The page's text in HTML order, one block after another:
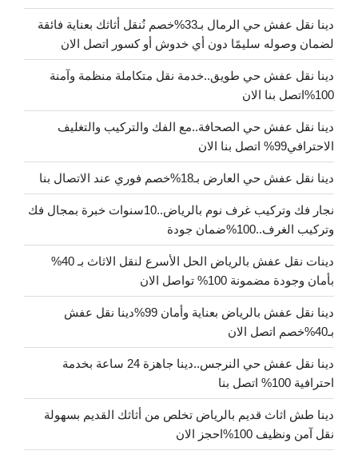
دينا نقل عفش حي الرمال بـ33%خصم نُنقل أثاثك بعناية فائقة
لضمان وصوله سليمًا دون أي خدوش أو كسور اتصل الان
دينا نقل عفش حي طويق..خدمة نقل متكاملة منظمة وآمنة
100%اتصل بنا الان
دينا نقل عفش حي الصحافة..مع الفك والتركيب والتغليف
الاحترافي99% اتصل بنا الان
دينا نقل عفش حي العارض بـ18%خصم فوري عند الاتصال بنا
نجار فك وتركيب غرف نوم بالرياض..10سنوات خبرة بمجال فك
وتركيب الغرف..100%ضمان جودة
دينات نقل عفش بالرياض الحل الأسرع لنقل الاثاث بـ 40%
بأمان وجودة مضمونة 100% تواصل الان
دينا نقل عفش بالرياض بعناية وأمان 99%دينا نقل عفش
بـ40%خصم اتصل الان
دينا نقل عفش حي النرجس..دينا جاهزة 24 ساعة بخدمة
احترافية 100% اتصل بنا
دينا طش اثاث قديم بالرياض تخلص من أثاثك القديم بسهولة
نقل آمن ونظيف 100%احجز الان